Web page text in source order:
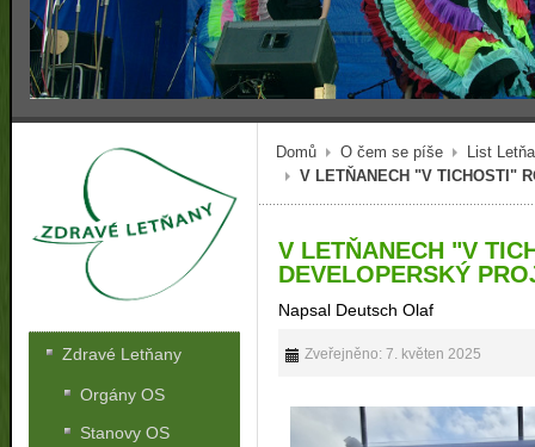
Domů O čem se píše
List
V LETŇANECH "V TICHOSTI"
V LETŇANECH "V
DEVELOPERSKÝ
Napsal Deutsch Olaf
Zveřejněno: 7. květen 2025
Zdravé Letňany
Orgány OS
Stanovy OS